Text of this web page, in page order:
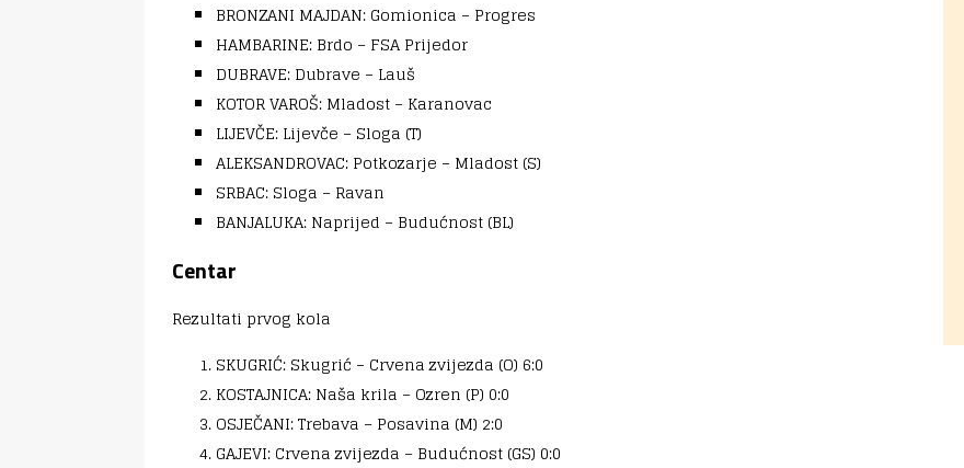
BRONZANI MAJDAN: Gomionica – Progres
HAMBARINE: Brdo – FSA Prijedor
DUBRAVE: Dubrave – Lauš
KOTOR VAROŠ: Mladost – Karanovac
LIJEVČE: Lijevče – Sloga (T)
ALEKSANDROVAC: Potkozarje – Mladost (S)
SRBAC: Sloga – Ravan
BANJALUKA: Naprijed – Budućnost (BL)
Centar
Rezultati prvog kola
SKUGRIĆ: Skugrić – Crvena zvijezda (O) 6:0
KOSTAJNICA: Naša krila – Ozren (P) 0:0
OSJEČANI: Trebava – Posavina (M) 2:0
GAJEVI: Crvena zvijezda – Budućnost (GS) 0:0